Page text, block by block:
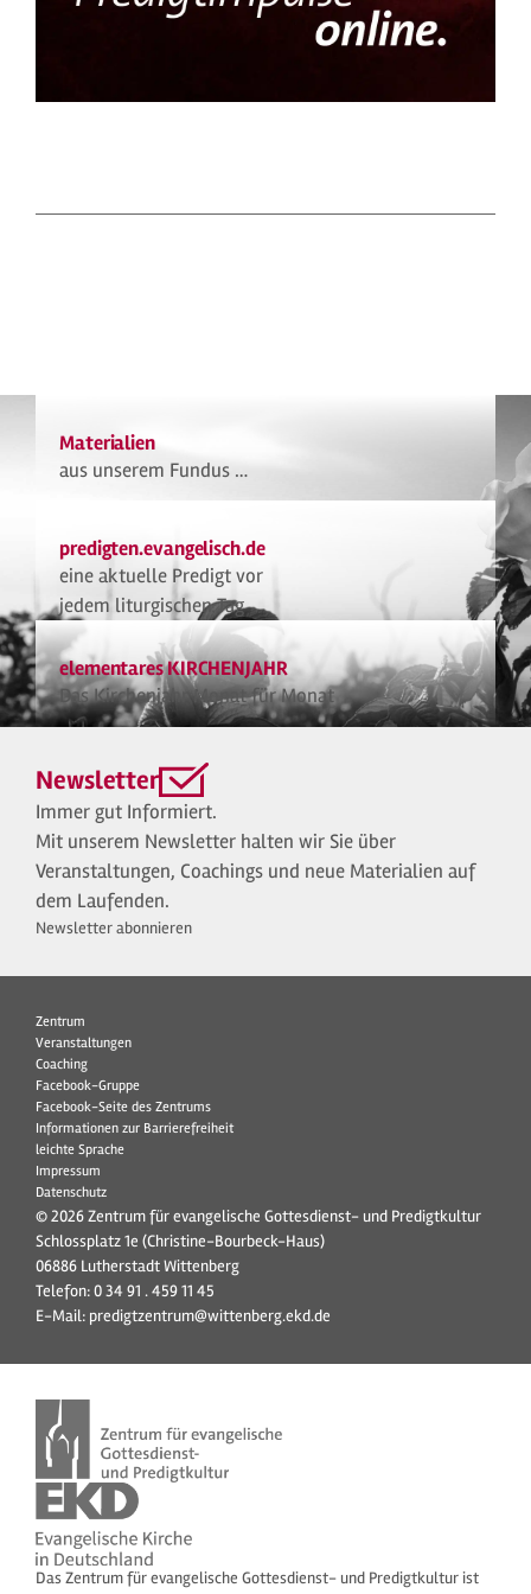
Materialien
aus unserem Fundus …
predigten.evangelisch.de
eine aktuelle Predigt vor
jedem liturgischen Tag
elementares KIRCHENJAHR
Das Kirchenjahr Monat für Monat
Newsletter
Immer gut Informiert.
Mit unserem Newsletter halten wir Sie über
Veranstaltungen, Coachings und neue Materialien auf
dem Laufenden.
Newsletter abonnieren
Zentrum
Veranstaltungen
Coaching
Facebook-Gruppe
Facebook-Seite des Zentrums
Informationen zur Barrierefreiheit
leichte Sprache
Impressum
Datenschutz
© 2026 Zentrum für evangelische Gottesdienst- und Predigtkultur
Schlossplatz 1e (Christine-Bourbeck-Haus)
06886 Lutherstadt Wittenberg
Telefon:0 34 91 . 459 11 45
E-Mail: predigtzentrum@wittenberg.ekd.de
Das Zentrum für evangelische Gottesdienst- und Predigtkultur ist